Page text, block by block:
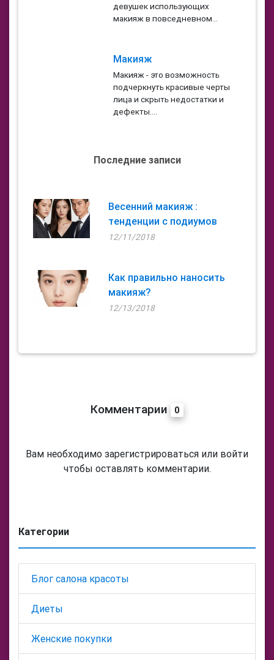
девушек использующих
макияж в повседневном...
Макияж
Макияж - это возможность
подчеркнуть красивые черты
лица и скрыть недостатки и
дефекты....
Последние записи
Весенний макияж :
тенденции с подиумов
12/11/2018
Как правильно наносить
макияж?
12/13/2018
Комментарии 0
Вам необходимо зарегистрироваться или войти
чтобы оставлять комментарии.
Категории
Блог салона красоты
Диеты
Женские покупки